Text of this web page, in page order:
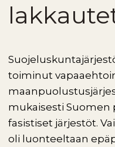
toiminut
mukaisesti Suomen
fasistiset järjestöt.
oli luonteeltaan